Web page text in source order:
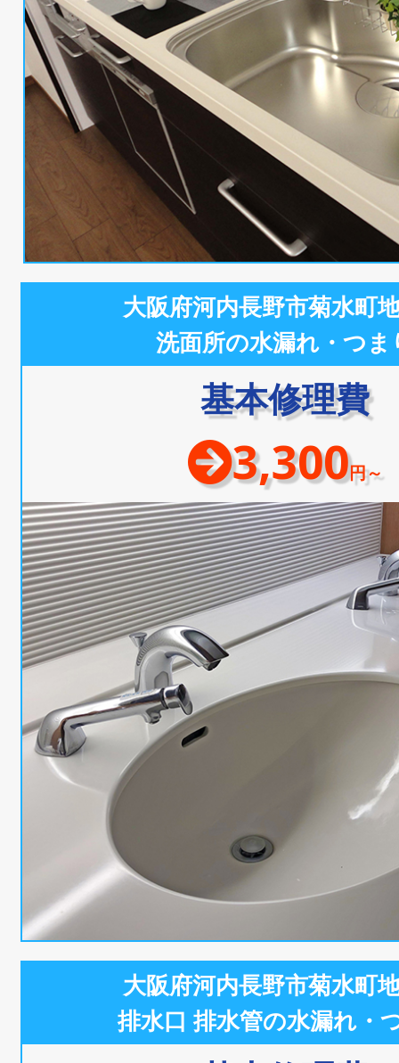
大阪府河内長野市菊水町
洗面所の水漏れ・つま
基本修理費
3,300円～
大阪府河内長野市菊水町
排水口 排水管の水漏れ・